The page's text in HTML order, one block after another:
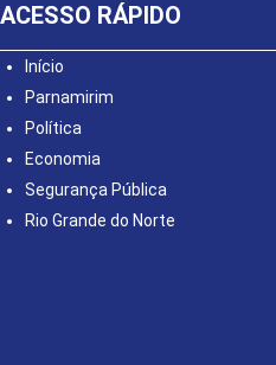
ACESSO RÁPIDO
Início
Parnamirim
Política
Economia
Segurança Pública
Rio Grande do Norte